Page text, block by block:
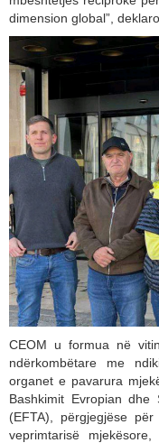
dimension global”,
CEOM u formua në
ndërkombëtare me
organet e pavarura
Bashkimit Evropian
(EFTA), përgjegjëse
veprimtarisë